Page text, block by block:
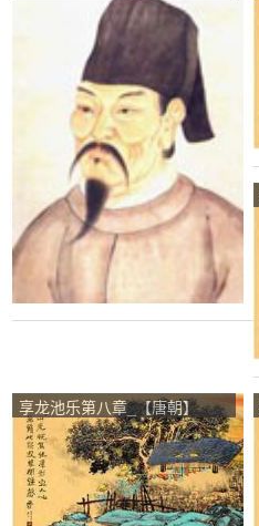
享龙池乐第八章_【唐朝】
_【李乂】